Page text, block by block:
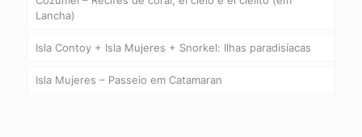
Lancha)
Isla Contoy + Isla Mujeres + Snorkel: Ilhas paradisíacas
Isla Mujeres – Passeio em Catamaran